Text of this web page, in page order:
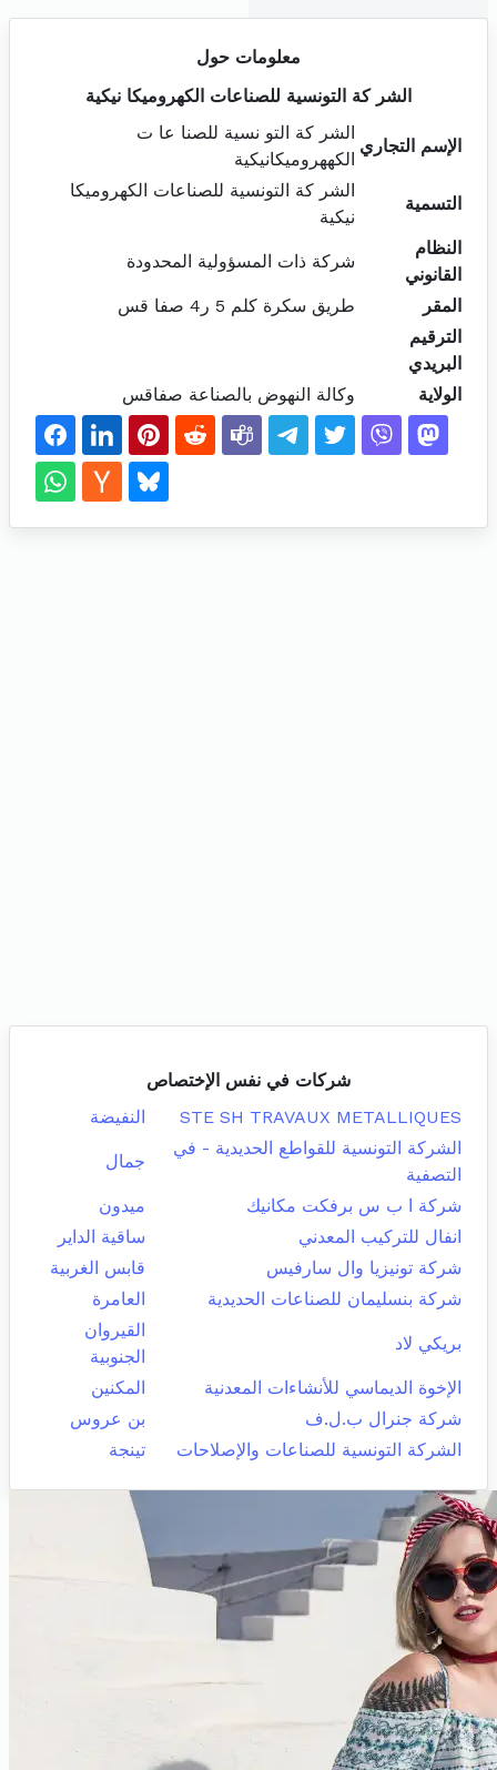
معلومات حول
الشر كة التونسية للصناعات الكهروميكا نيكية
الإسم التجاري
الشر كة التو نسية للصنا عا ت
الكههروميكانيكية
التسمية
الشر كة التونسية للصناعات الكهروميكا
نيكية
النظام
القانوني
شركة ذات المسؤولية المحدودة
المقر
طريق سكرة كلم 5 ر4 صفا قس
الترقيم
البريدي
الولاية
وكالة النهوض بالصناعة صفاقس
شركات في نفس الإختصاص
STE SH TRAVAUX METALLIQUES
النفيضة
الشركة التونسية للقواطع الحديدية - في
التصفية
جمال
شركة ا ب س برفكت مكانيك
ميدون
انفال للتركيب المعدني
ساقية الداير
شركة تونيزيا وال سارفيس
قابس الغربية
شركة بنسليمان للصناعات الحديدية
العامرة
بريكي لاد
القيروان
الجنوبية
الإخوة الديماسي للأنشاءات المعدنية
المكنين
شركة جنرال ب.ل.ف
بن عروس
الشركة التونسية للصناعات والإصلاحات
تينجة